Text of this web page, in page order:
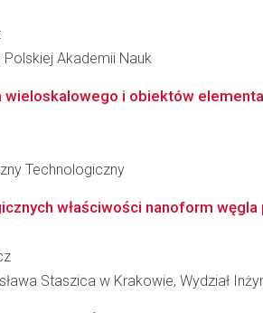
Akademii Nauk
i obiektów
Technologiczny
właściwości nanoform
Staszica w Krakowie, Wydział